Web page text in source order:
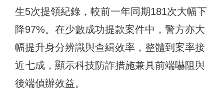
生5次提領紀錄，較前一年同期181次大幅下
降97%。在少數成功提款案件中，警方亦大
幅提升身分辨識與查緝效率，整體到案率接
近七成，顯示科技防詐措施兼具前端嚇阻與
後端偵辦效益。